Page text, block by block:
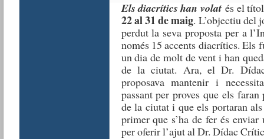
Els diacrítics han volatés el
22 al 31 de maig. L’objectiu del
perdut la seva proposta per a
només 15 accents diacrítics. Els
un dia de molt de vent i han
de la ciutat. Ara, el Dr.
proposava mantenir i
passant per proves que els
de la ciutat i que els portaran
primer que s’ha de fer és
per oferir l’ajut al Dr. Dídac